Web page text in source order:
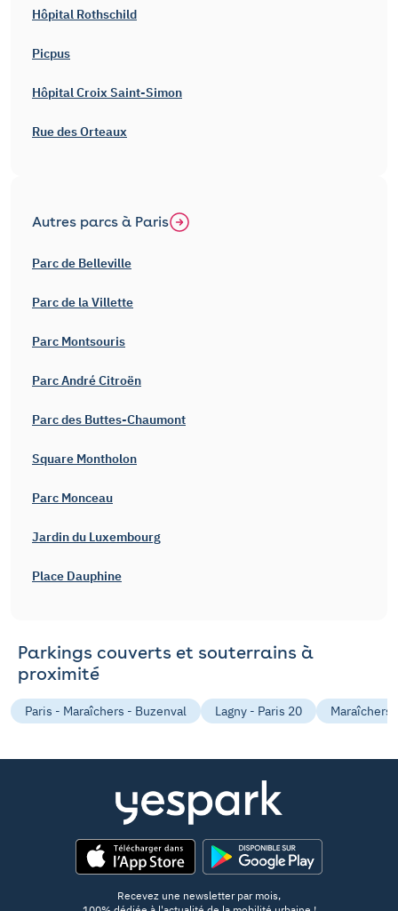
Hôpital Rothschild
Picpus
Hôpital Croix Saint-Simon
Rue des Orteaux
Autres parcs à Paris
Parc de Belleville
Parc de la Villette
Parc Montsouris
Parc André Citroën
Parc des Buttes-Chaumont
Square Montholon
Parc Monceau
Jardin du Luxembourg
Place Dauphine
Parkings couverts et souterrains à
proximité
Paris - Maraîchers - Buzenval Lagny - Paris 20 Maraîchers
Recevez une newsletter par mois,